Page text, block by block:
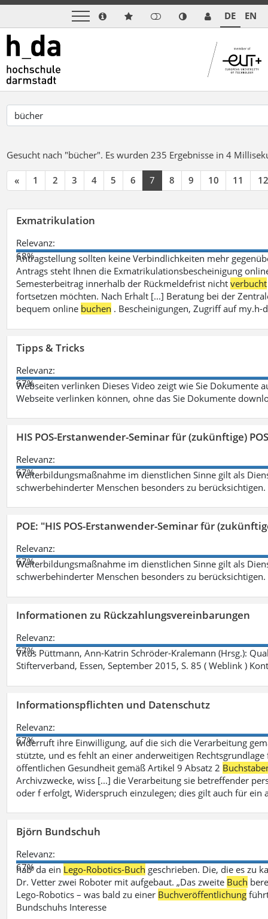
DE EN
Gesucht nach "bücher". Es wurden 235 Ergebnisse in 4
« 1 2 3 4 5 6 7 8 9 10 11 12
Exmatrikulation
Relevanz:
68%
Antragstellung sollten keine Verbindlichkeiten mehr
Antrags steht Ihnen die Exmatrikulationsbescheinigung
Semesterbeitrag innerhalb der Rückmeldefrist nichtverbucht
fortsetzen möchten. Nach Erhalt [...] Beratung bei der
bequem online buchen . Bescheinigungen, Zugriff auf
Tipps & Tricks
Relevanz:
67%
Webseiten verlinken Dieses Video zeigt wie Sie Dokumente
Webseite verlinken können, ohne das Sie Dokumente
HIS POS-Erstanwender-Seminar für (zukünftige)
Relevanz:
67%
Weiterbildungsmaßnahme im dienstlichen Sinne gilt als
schwerbehinderter Menschen besonders zu berücksichtigen.
POE: "HIS POS-Erstanwender-Seminar für
Relevanz:
67%
Weiterbildungsmaßnahme im dienstlichen Sinne gilt als
schwerbehinderter Menschen besonders zu berücksichtigen.
Informationen zu Rückzahlungsvereinbarungen
Relevanz:
67%
Vitus Püttmann, Ann-Katrin Schröder-Kralemann (Hrsg.):
Stifterverband, Essen, September 2015, S. 85 ( Weblink )
Informationspflichten und Datenschutz
Relevanz:
67%
widerruft ihre Einwilligung, auf die sich die Verarbeitung
stützte, und es fehlt an einer anderweitigen
öffentlichen Gesundheit gemäß Artikel 9 Absatz 2
Archivzwecke, wiss [...] die Verarbeitung sie betreffender
oder f erfolgt, Widerspruch einzulegen; dies gilt auch für ein
Björn Bundschuh
Relevanz:
67%
hab‘ da ein Lego-Robotics-Buch geschrieben. Die, die es zu
Dr. Vetter zwei Roboter mit aufgebaut. „Das zweite Buch
Lego-Robotics – was bald zu einer Buchveröffentlichung
Bundschuhs Interesse